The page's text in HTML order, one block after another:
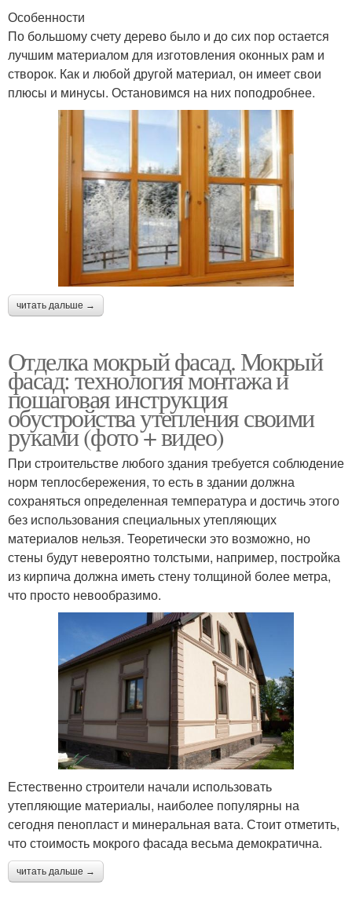
Особенности
По большому счету дерево было и до сих пор остается
лучшим материалом для изготовления оконных рам и
створок. Как и любой другой материал, он имеет свои
плюсы и минусы. Остановимся на них поподробнее.
читать дальше →
Отделка мокрый фасад. Мокрый
фасад: технология монтажа и
пошаговая инструкция
обустройства утепления своими
руками (фото + видео)
При строительстве любого здания требуется соблюдение
норм теплосбережения, то есть в здании должна
сохраняться определенная температура и достичь этого
без использования специальных утепляющих
материалов нельзя. Теоретически это возможно, но
стены будут невероятно толстыми, например, постройка
из кирпича должна иметь стену толщиной более метра,
что просто невообразимо.
Естественно строители начали использовать
утепляющие материалы, наиболее популярны на
сегодня пенопласт и минеральная вата. Стоит отметить,
что стоимость мокрого фасада весьма демократична.
читать дальше →